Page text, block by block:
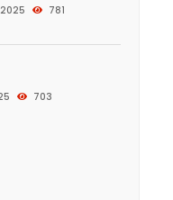
781
703